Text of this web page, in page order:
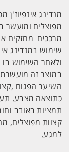
מפוצלים ומועשר
מרככים ומחזקים
שימוש במנדינג
ולאחר השימוש
במוצר זה
השיער הפגום
כתוצאה מצבע.
תמציות באובב
קצוות מפוצלים,
למגע.